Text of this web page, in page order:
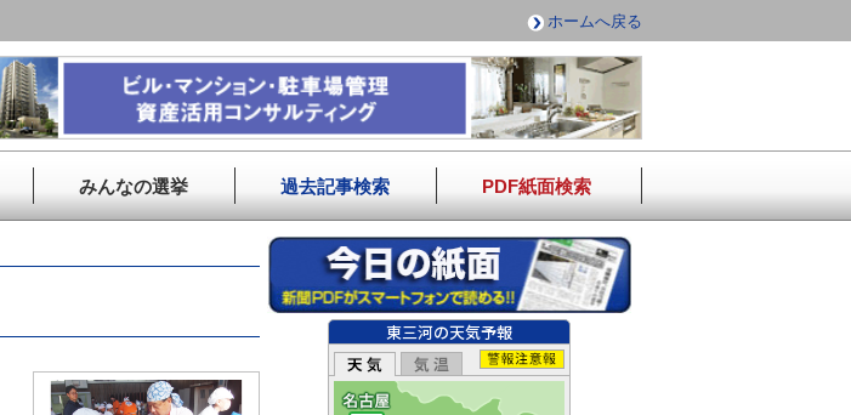
ホームへ戻る
みんなの選挙 過去記事検索 PDF紙面検索